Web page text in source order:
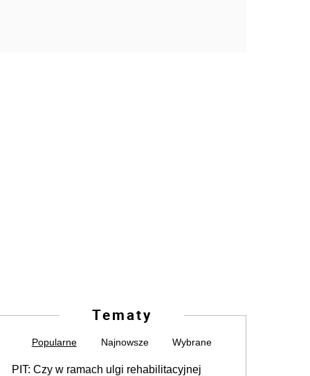
Tematy
Popularne Najnowsze Wybrane
PIT: Czy w ramach ulgi rehabilitacyjnej